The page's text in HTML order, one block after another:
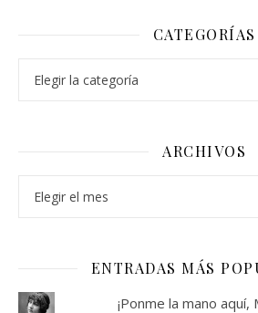
CATEGORÍAS
ARCHIVOS
ENTRADAS MÁS
¡Ponme la mano aquí,